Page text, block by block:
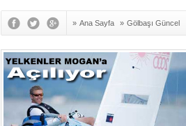
» Ana Sayfa » Gölbaşı Güncel